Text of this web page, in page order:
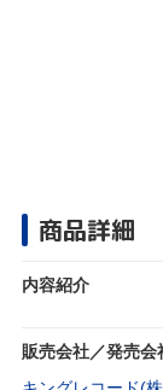
商品詳細
内容紹介
販売会社／発売会